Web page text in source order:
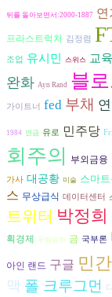
뒤를 돌아보면서:2000-1887 연
프라스트럭처 김정렴
조업 유시민 스위스 교육
완화 Ayn Rand 블
가이트너 fed 부채
1984 연금 유로 민주당
회주의
부외금융
가사 대공황 미술 스마트
스 무상급식 데이터센터
트위터 박정희
획경제
무임승차 금 국부론
아인 랜드 구글 민
맥 폴 크루그먼